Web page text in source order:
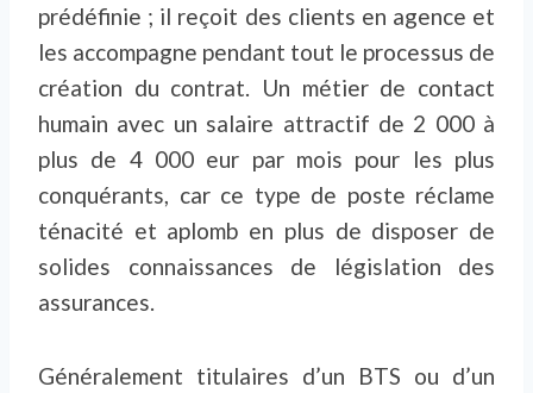
prédéfinie ; il reçoit des clients en agence et
les accompagne pendant tout le processus de
création du contrat. Un métier de contact
humain avec un salaire attractif de 2 000 à
plus de 4 000 eur par mois pour les plus
conquérants, car ce type de poste réclame
ténacité et aplomb en plus de disposer de
solides connaissances de législation des
assurances.
Généralement titulaires d’un BTS ou d’un